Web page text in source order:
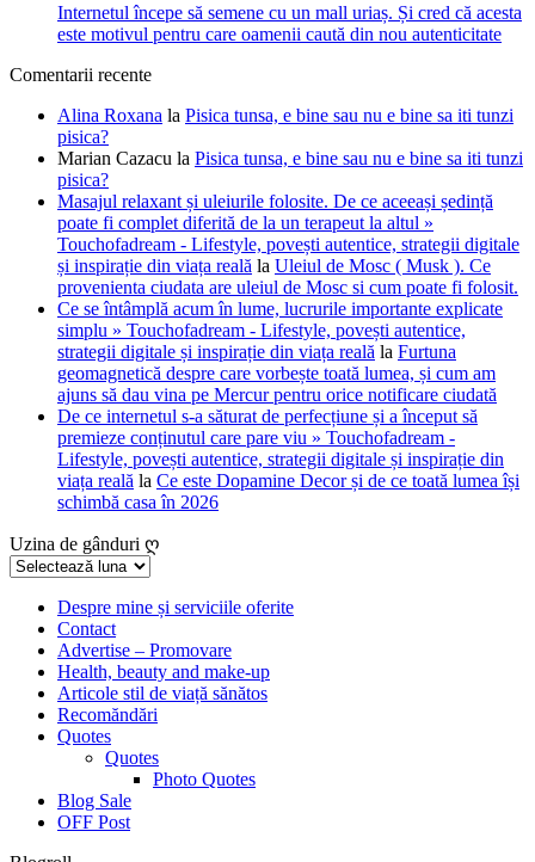
Internetul începe să semene cu un mall uriaș. Și cred că acesta
este motivul pentru care oamenii caută din nou autenticitate
Comentarii recente
Alina Roxana la Pisica tunsa, e bine sau nu e bine sa iti tunzi
pisica?
Marian Cazacu la Pisica tunsa, e bine sau nu e bine sa iti tunzi
pisica?
Masajul relaxant și uleiurile folosite. De ce aceeași ședință
poate fi complet diferită de la un terapeut la altul »
Touchofadream - Lifestyle, povești autentice, strategii digitale
și inspirație din viața reală la Uleiul de Mosc ( Musk ). Ce
provenienta ciudata are uleiul de Mosc si cum poate fi folosit.
Ce se întâmplă acum în lume, lucrurile importante explicate
simplu » Touchofadream - Lifestyle, povești autentice,
strategii digitale și inspirație din viața reală la Furtuna
geomagnetică despre care vorbește toată lumea, și cum am
ajuns să dau vina pe Mercur pentru orice notificare ciudată
De ce internetul s-a săturat de perfecțiune și a început să
premieze conținutul care pare viu » Touchofadream -
Lifestyle, povești autentice, strategii digitale și inspirație din
viața reală la Ce este Dopamine Decor și de ce toată lumea își
schimbă casa în 2026
Uzina de gânduri ღ
Uzina
gânduriDespre mine și serviciile oferite
Contact
Advertise – Promovare
Health, beauty and make-up
Articole stil de viață sănătos
Recomăndări
Quotes
Quotes
Photo Quotes
Blog Sale
OFF Post